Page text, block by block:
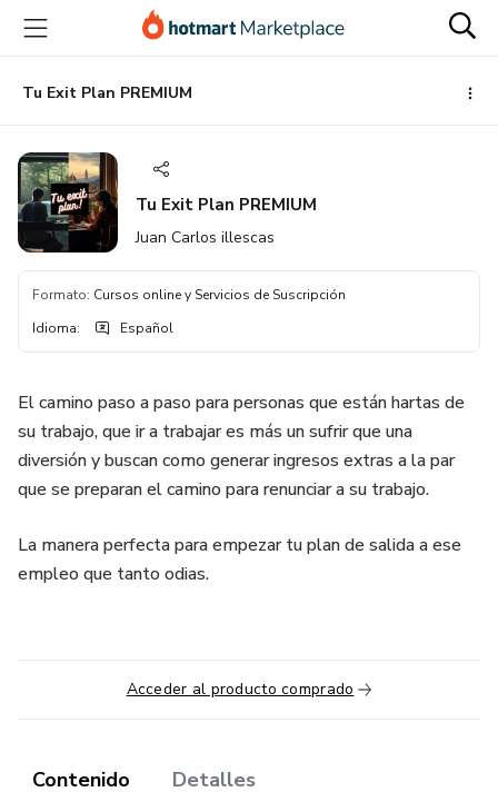
principal
página
de
página
Tu Exit Plan PREMIUM
Tu Exit Plan PREMIUM
Juan Carlos illescas
Formato: Cursos online y Servicios de Suscripción
Idioma: Español
El camino paso a paso para personas que están hartas de
su trabajo, que ir a trabajar es más un sufrir que una
diversión y buscan como generar ingresos extras a la par
que se preparan el camino para renunciar a su trabajo.
La manera perfecta para empezar tu plan de salida a ese
empleo que tanto odias.
Acceder al producto comprado
Contenido Detalles